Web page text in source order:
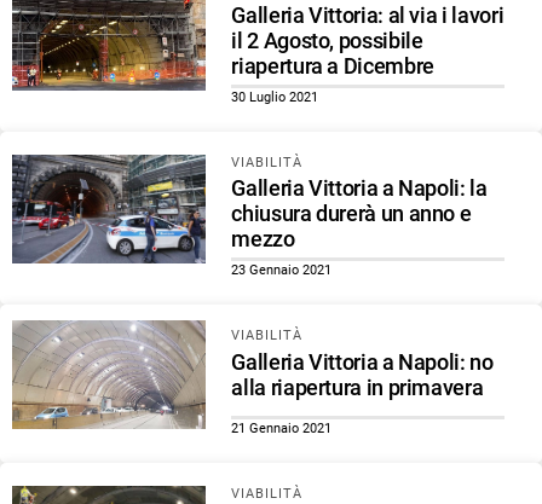
Galleria Vittoria: al via i lavori
il 2 Agosto, possibile
riapertura a Dicembre
30 Luglio 2021
VIABILITÀ
Galleria Vittoria a Napoli: la
chiusura durerà un anno e
mezzo
23 Gennaio 2021
VIABILITÀ
Galleria Vittoria a Napoli: no
alla riapertura in primavera
21 Gennaio 2021
VIABILITÀ